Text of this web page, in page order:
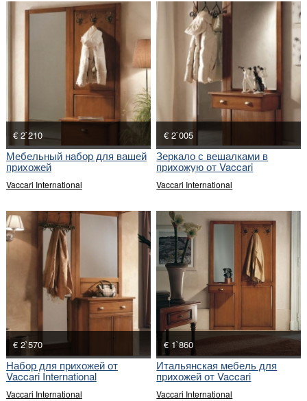
€ 2`210
Мебельный набор для вашей
прихожей
Vaccari International
€ 2`005
Зеркало с вешалками в
прихожую от Vaccari
International
Vaccari International
€ 2`570
Набор для прихожей от
Vaccari International
Vaccari International
€ 1`860
Итальянская мебель для
прихожей от Vaccari
Vaccari International